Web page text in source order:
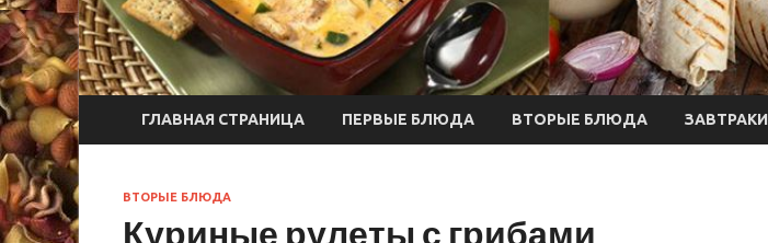
ГЛАВНАЯ СТРАНИЦА ПЕРВЫЕ БЛЮДА ВТОРЫЕ БЛЮДА ЗАВТРАКИ
ВТОРЫЕ БЛЮДА
Куриные рулеты с грибами